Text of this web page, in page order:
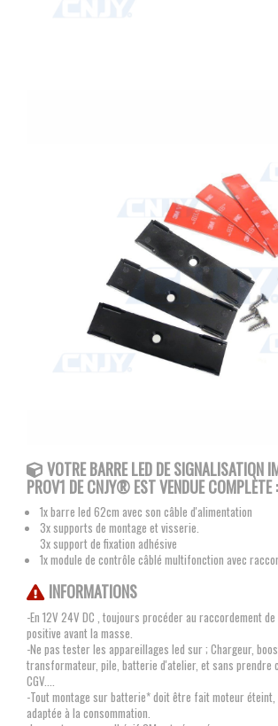
VOTRE BARRE LED DE SIGNALISATION
PROV1 DE CNJY®EST VENDUE COMPLÈTE :
1x barre led 62cm avec son câble d'alimentation
3x supports de montage et visserie.
3x support de fixation adhésive
1x module de contrôle câblé multifonction avec
INFORMATIONS
-En 12V 24V DC , toujours procéder au raccordement
positive avant la masse.
-Ne pas tester les appareillages led sur ; Chargeur,
transformateur, pile, batterie d'atelier, et sans prendre
CGV....
-Tout montage sur batterie* doit être fait moteur
adaptée à la consommation.